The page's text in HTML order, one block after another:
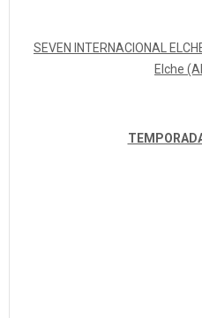
SEVEN INTERNACIONAL
Elche